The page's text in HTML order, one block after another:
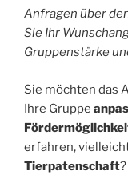
Anfragen über
Sie Ihr
Gruppenstärke
Sie möchten das
Ihre Gruppe
erfahren,
Tierpatenschaft?